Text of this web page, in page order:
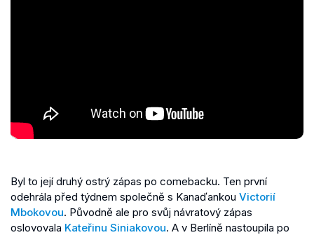
Byl to její druhý ostrý zápas po comebacku. Ten první
odehrála před týdnem společně s Kanaďankou Victorií
Mbokovou. Původně ale pro svůj návratový zápas
oslovovala Kateřinu Siniakovou. A v Berlíně nastoupila po